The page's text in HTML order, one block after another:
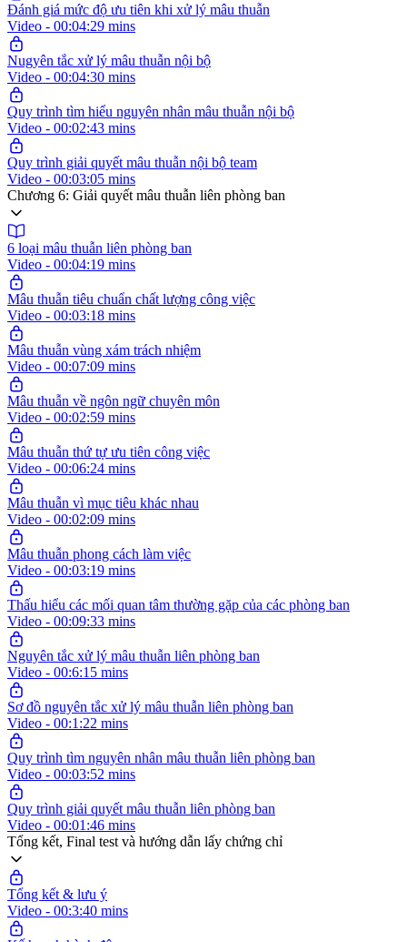
Đánh giá mức độ ưu tiên khi xử lý mâu thuẫn
Video - 00:04:29 mins
Nugyên tắc xử lý mâu thuẫn nội bộ
Video - 00:04:30 mins
Quy trình tìm hiểu nguyên nhân mâu thuẫn nội bộ
Video - 00:02:43 mins
Quy trình giải quyết mâu thuẫn nội bộ team
Video - 00:03:05 mins
Chương 6: Giải quyết mâu thuẫn liên phòng ban
6 loại mâu thuẫn liên phòng ban
Video - 00:04:19 mins
Mâu thuẫn tiêu chuẩn chất lượng công việc
Video - 00:03:18 mins
Mâu thuẫn vùng xám trách nhiệm
Video - 00:07:09 mins
Mâu thuẫn về ngôn ngữ chuyên môn
Video - 00:02:59 mins
Mâu thuẫn thứ tự ưu tiên công việc
Video - 00:06:24 mins
Mâu thuẫn vì mục tiêu khác nhau
Video - 00:02:09 mins
Mâu thuẫn phong cách làm việc
Video - 00:03:19 mins
Thấu hiểu các mối quan tâm thường gặp của các phòng ban
Video - 00:09:33 mins
Nguyên tắc xử lý mâu thuẫn liên phòng ban
Video - 00:6:15 mins
Sơ đồ nguyên tắc xử lý mâu thuẫn liên phòng ban
Video - 00:1:22 mins
Quy trình tìm nguyên nhân mâu thuẫn liên phòng ban
Video - 00:03:52 mins
Quy trình giải quyết mâu thuẫn liên phòng ban
Video - 00:01:46 mins
Tổng kết, Final test và hướng dẫn lấy chứng chỉ
Tổng kết & lưu ý
Video - 00:3:40 mins